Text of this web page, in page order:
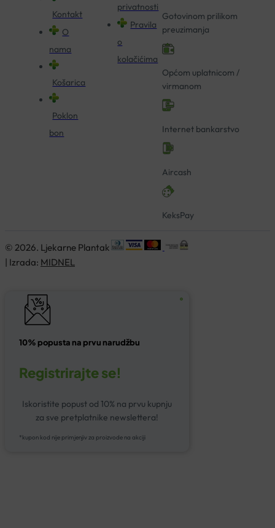
Kontakt
O
nama
Košarica
Poklon
bon
privatnosti
Pravila
o
kolačićima
Gotovinom prilikom
preuzimanja
Općom uplatnicom /
virmanom
Internet bankarstvo
Aircash
KeksPay
© 2026. Ljekarne Plantak
| Izrada: MIDNEL
10% popusta na prvu narudžbu
Registrirajte se!
Iskoristite popust od 10% na prvu kupnju
za sve pretplatnike newslettera!
*kupon kod nije primjenjiv za proizvode na akciji